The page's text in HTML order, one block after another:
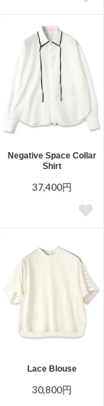
Negative Space Collar
Shirt
37,400円
Lace Blouse
30,800円